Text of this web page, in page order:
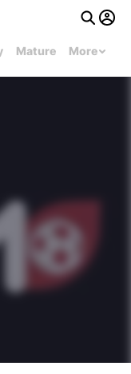
Mature More